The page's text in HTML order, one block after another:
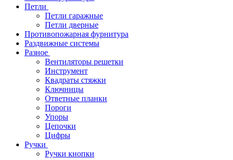
Петли
Петли гаражные
Петли дверные
Противопожарная фурнитура
Раздвижные системы
Разное
Вентиляторы решетки
Инструмент
Квадраты стяжки
Ключницы
Ответные планки
Пороги
Упоры
Цепочки
Цифры
Ручки
Ручки кнопки